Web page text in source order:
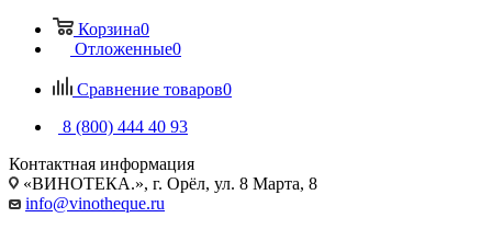
Корзина0
Отложенные0
Сравнение товаров0
8 (800) 444 40 93
Контактная информация
«ВИНОТЕКА.», г. Орёл, ул. 8 Марта, 8
info@vinotheque.ru